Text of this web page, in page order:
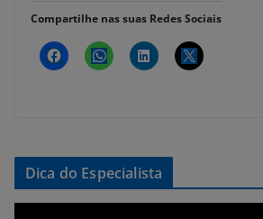
Compartilhe nas suas Redes Sociais
Dica do Especialista